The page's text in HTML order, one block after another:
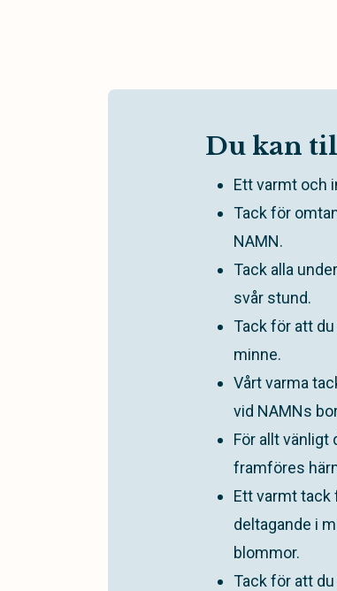
Du kan
Ett varmt och
Tack för
NAMN.
Tack alla
svår stund.
Tack för att
minne.
Vårt varma
vid NAMNs
För allt vänligt
framföres
Ett varmt tack
deltagande i
blommor.
Tack för att